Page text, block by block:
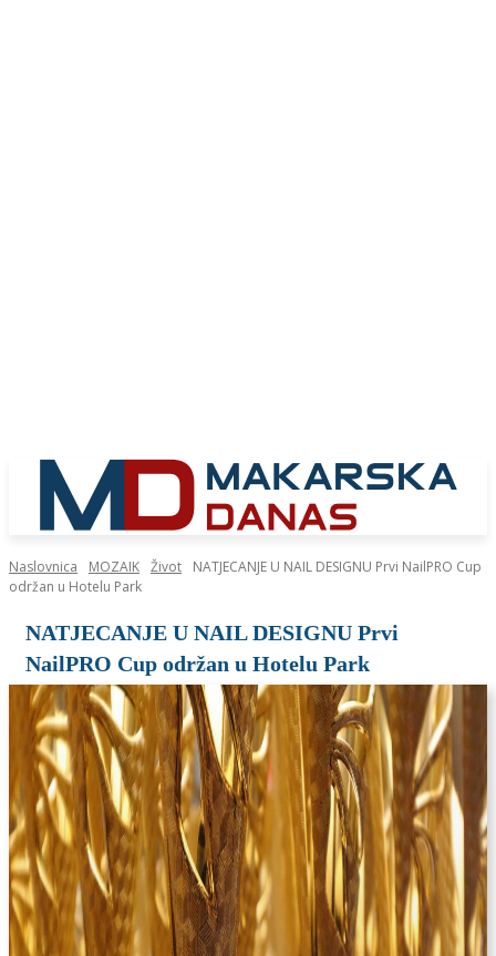
Naslovnica MOZAIK Život
NATJECANJE U NAIL DESIGNU Prvi NailPRO Cup
održan u Hotelu Park
NATJECANJE U NAIL DESIGNU Prvi
NailPRO Cup održan u Hotelu Park